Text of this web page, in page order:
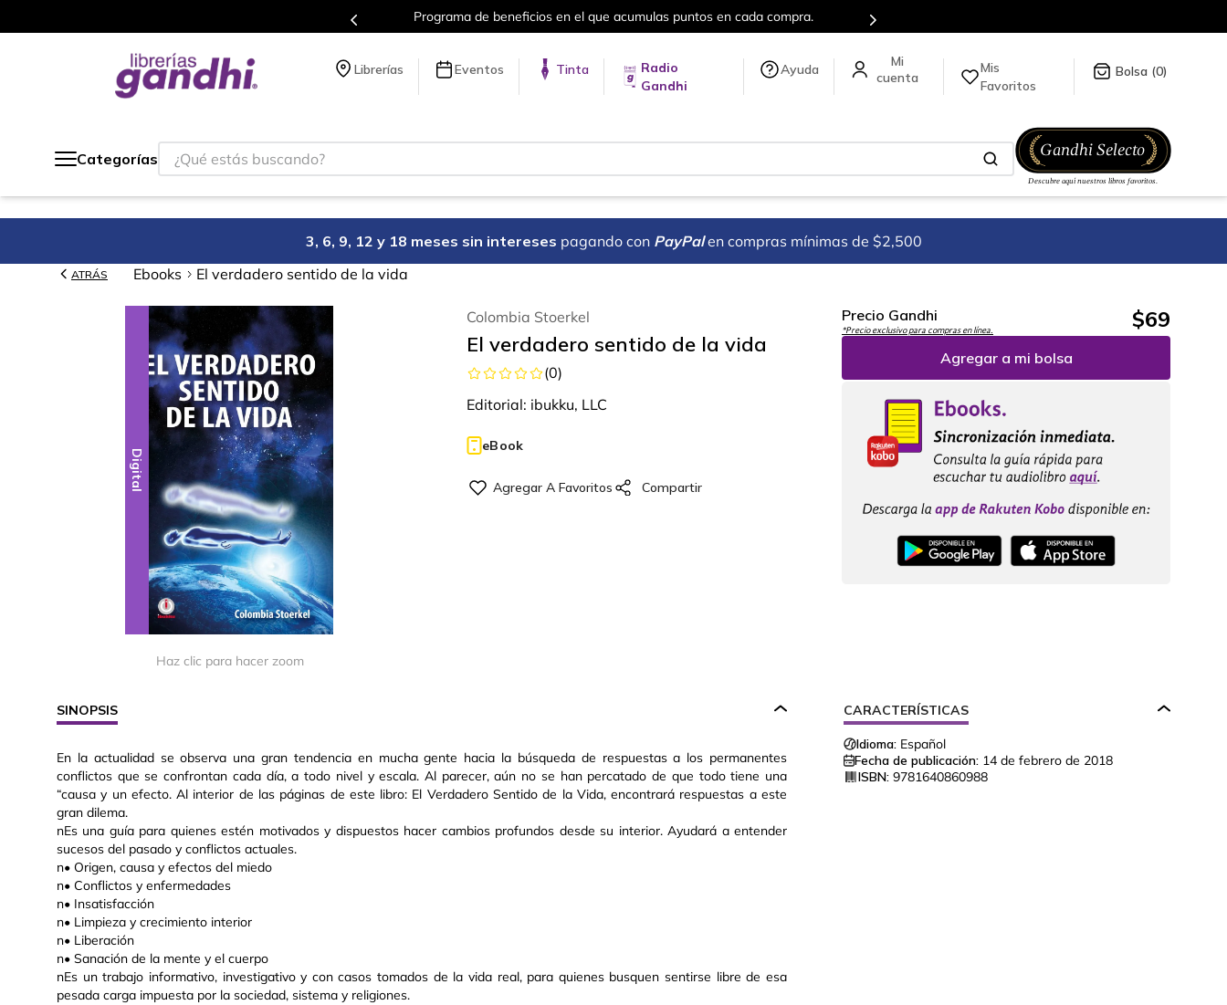
Programa de beneficios en el que acumulas puntos en cada compra. Más de 5 millones de títulos en nuestra tienda en línea.
Librerías Eventos Tinta
Radio
Gandhi
Ayuda
Mis
Favoritos
0
Categorías
¿Qué estás buscando?
3, 6, 9, 12 y 18 meses sin intereses pagando con PayPal en compras mínimas de $2,500
ATRÁS Ebooks El verdadero sentido de la vida
Digital
Haz clic para hacer zoom
Colombia Stoerkel
El verdadero sentido de la vida
(0)
Editorial: ibukku, LLC
eBook
Precio Gandhi
*Precio exclusivo para compras en línea. $69
Agregar a mi bolsa
SINOPSIS
En la actualidad se observa una gran tendencia en mucha gente hacia la búsqueda de respuestas a los permanentes
conflictos que se confrontan cada día, a todo nivel y escala. Al parecer, aún no se han percatado de que todo tiene una
“causa y un efecto. Al interior de las páginas de este libro: El Verdadero Sentido de la Vida, encontrará respuestas a este
gran dilema.
nEs una guía para quienes estén motivados y dispuestos hacer cambios profundos desde su interior. Ayudará a entender
sucesos del pasado y conflictos actuales.
n• Origen, causa y efectos del miedo
n• Conflictos y enfermedades
n• Insatisfacción
n• Limpieza y crecimiento interior
n• Liberación
n• Sanación de la mente y el cuerpo
nEs un trabajo informativo, investigativo y con casos tomados de la vida real, para quienes busquen sentirse libre de esa
pesada carga impuesta por la sociedad, sistema y religiones.
CARACTERÍSTICAS
Idioma: Español
Fecha de publicación: 14 de febrero de 2018
ISBN: 9781640860988